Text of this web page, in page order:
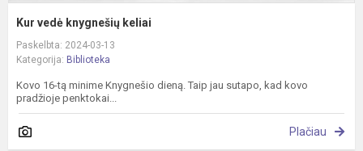
Kur vedė knygnešių keliai
Paskelbta: 2024-03-13
Kategorija: Biblioteka
Kovo 16-tą minime Knygnešio dieną. Taip jau sutapo, kad kovo
pradžioje penktokai...
Plačiau